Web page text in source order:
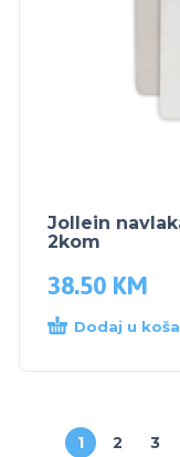
Jollein
2kom
38.50 KM
Dodaj u
1 2 3